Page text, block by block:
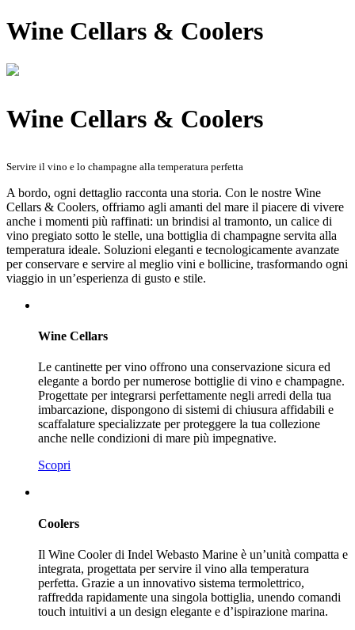
Wine Cellars & Coolers
Wine Cellars & Coolers
Servire il vino e lo champagne alla temperatura perfetta
A bordo, ogni dettaglio racconta una storia. Con le nostre Wine
Cellars & Coolers, offriamo agli amanti del mare il piacere di vivere
anche i momenti più raffinati: un brindisi al tramonto, un calice di
vino pregiato sotto le stelle, una bottiglia di champagne servita alla
temperatura ideale. Soluzioni eleganti e tecnologicamente avanzate
per conservare e servire al meglio vini e bollicine, trasformando ogni
viaggio in un’esperienza di gusto e stile.
Wine Cellars
Le cantinette per vino offrono una conservazione sicura ed
elegante a bordo per numerose bottiglie di vino e champagne.
Progettate per integrarsi perfettamente negli arredi della tua
imbarcazione, dispongono di sistemi di chiusura affidabili e
scaffalature specializzate per proteggere la tua collezione
anche nelle condizioni di mare più impegnative.
Scopri
Coolers
Il Wine Cooler di Indel Webasto Marine è un’unità compatta e
integrata, progettata per servire il vino alla temperatura
perfetta. Grazie a un innovativo sistema termolettrico,
raffredda rapidamente una singola bottiglia, unendo comandi
touch intuitivi a un design elegante e d’ispirazione marina.